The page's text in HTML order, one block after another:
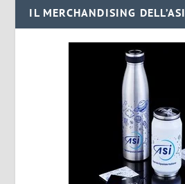
IL MERCHANDISING DELL’ASI